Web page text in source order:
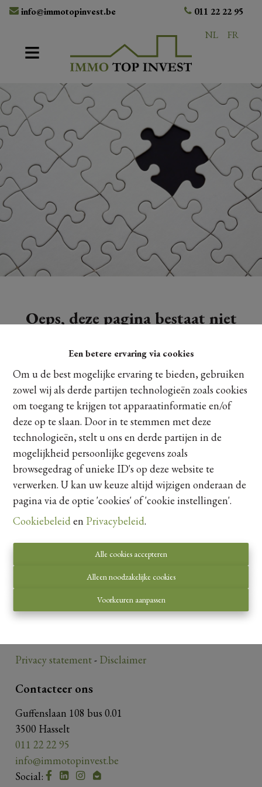
Een betere ervaring via cookies
Om u de best mogelijke ervaring te bieden, gebruiken
zowel wij als derde partijen technologieën zoals cookies
om toegang te krijgen tot apparaatinformatie en/of
deze op te slaan. Door in te stemmen met deze
technologieën, stelt u ons en derde partijen in de
mogelijkheid persoonlijke gegevens zoals
browsegedrag of unieke ID's op deze website te
verwerken. U kan uw keuze altijd wijzigen onderaan de
pagina via de optie 'cookies' of 'cookie instellingen'.
Cookiebeleiden Privacybeleid.
Alle cookies accepteren
Alleen noodzakelijke cookies
Voorkeuren aanpassen
info@immotopinvest.be
011 22 22 95
NL
FR
Oeps, deze pagina bestaat niet
Te koop Te huur
Toezichthoudende autoriteit:
Luxemburgstraat 16 B te 1000 Brussel.
Privacy statement- Disclaimer
Contacteer ons
Guffenslaan 108 bus 0.01
3500 Hasselt
011 22 22 95
info@immotopinvest.be
Social: